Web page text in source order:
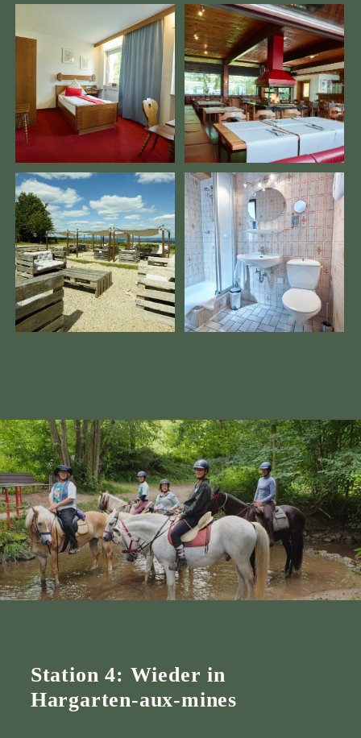
Station 4: Wieder in
Hargarten-aux-mines